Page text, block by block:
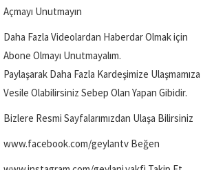
Açmayı Unutmayın
Daha Fazla Videolardan Haberdar Olmak için
Abone Olmayı Unutmayalım.
Paylaşarak Daha Fazla Kardeşimize Ulaşmamıza
Vesile Olabilirsiniz Sebep Olan Yapan Gibidir.
Bizlere Resmi Sayfalarımızdan Ulaşa Bilirsiniz
www.facebook.com/geylantv Beğen